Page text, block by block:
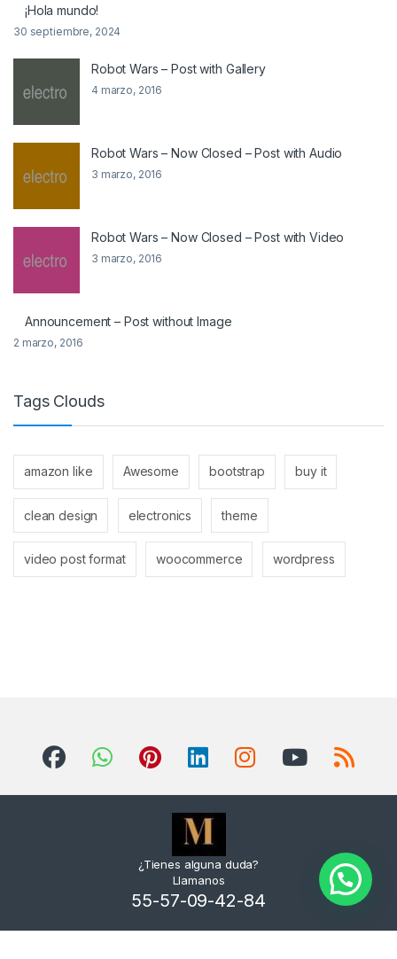
¡Hola mundo!
30 septiembre, 2024
Robot Wars – Post with Gallery
4 marzo, 2016
Robot Wars – Now Closed – Post with Audio
3 marzo, 2016
Robot Wars – Now Closed – Post with Video
3 marzo, 2016
Announcement – Post without Image
2 marzo, 2016
Tags Clouds
amazon like Awesome bootstrap buy it
clean design electronics theme
video post format woocommerce wordpress
¿Tienes alguna duda?
Llamanos
55-57-09-42-84